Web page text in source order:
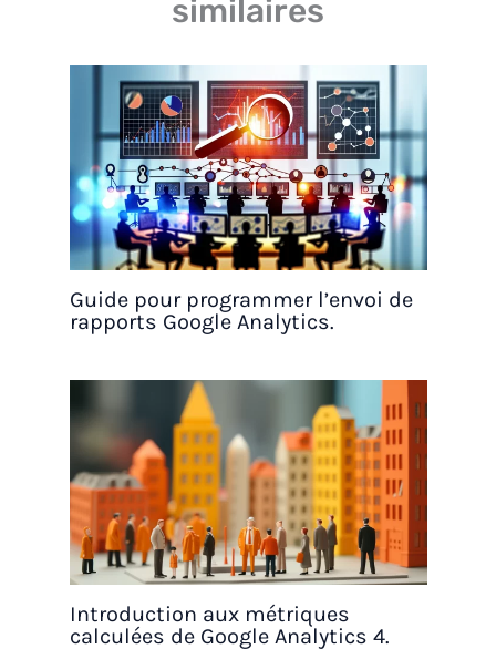
similaires
Guide pour programmer l’envoi de
rapports Google Analytics.
Introduction aux métriques
calculées de Google Analytics 4.